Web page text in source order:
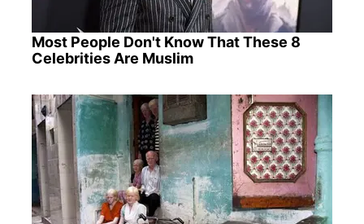
Most People Don't Know That These 8
Celebrities Are Muslim